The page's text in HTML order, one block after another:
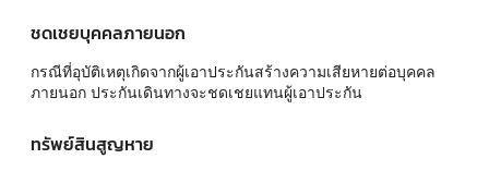
ชดเชยบุคคลภายนอก
กรณีที่อุบัติเหตุเกิดจากผู้เอาประกันสร้างความเสียหายต่อบุคคล
ภายนอก ประกันเดินทางจะชดเชยแทนผู้เอาประกัน
ทรัพย์สินสูญหาย